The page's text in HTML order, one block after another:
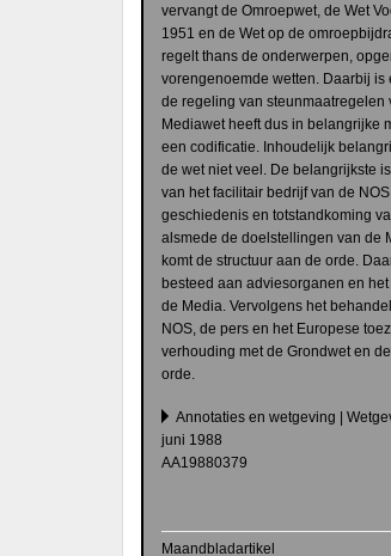
vervangt de Omroepwet, de Wet
1951 en de Wet op de
regelt thans de onderwerpen,
vorengenoemde wetten. Daarbij
de regeling van steunmaatregelen
Mediawet heeft dus in belangrijke
een codificatie. Inhoudelijk
de wet niet veel. De belangrijkste
van het facilitair bedrijf van de
geschiedenis en totstandkoming
alsmede de doelstellingen van de
komt de structuur aan de orde.
besteed aan adviesorganen en
de Media. Vervolgens het
NOS, de pers en het Europese
verhouding met de Grondwet en
orde.
Annotaties en wetgeving |
juni 1988
AA19880379
Maandbladartikel